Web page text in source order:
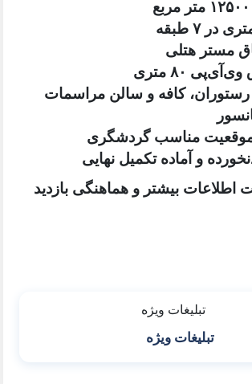
کافه و سالن مراسمات
مناسب گردشگری
آماده تکمیل نهایی
بیشتر و هماهنگی بازدید
تبلیغات ویژه